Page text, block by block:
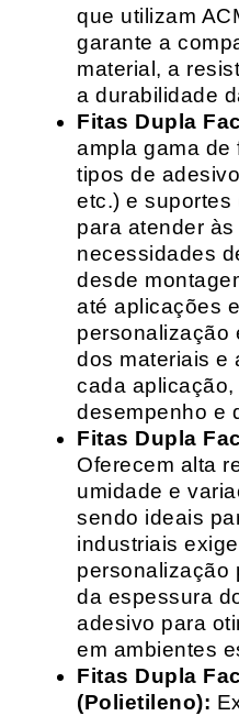
que utilizam
garante a
material, a
a durabilidade
Fitas Dupla
ampla gama de
tipos de
etc.) e suportes
para atender
necessidades
desde
até aplicações
personalização
dos materiais e
cada
desempenho e
Fitas Dupla
Oferecem alta
umidade e
sendo ideais
industriais
personalização
da espessura
adesivo para
em ambientes
Fitas Dupla
(Polietileno):